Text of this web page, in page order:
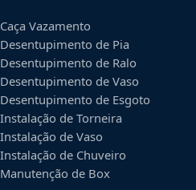
Caça Vazamento
Desentupimento de Pia
Desentupimento de Ralo
Desentupimento de Vaso
Desentupimento de Esgoto
Instalação de Torneira
Instalação de Vaso
Instalação de Chuveiro
Manutenção de Box